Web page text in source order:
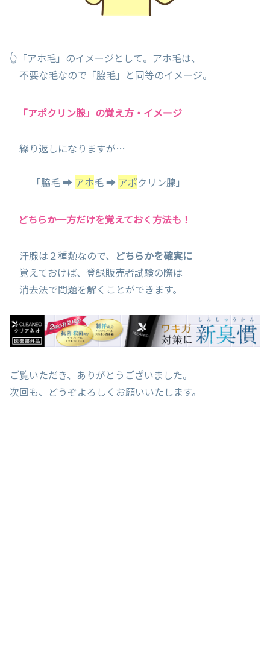
👆「アホ毛」のイメージとして。アホ毛は、
不要な毛なので「脇毛」と同等のイメージ。
「アポクリン腺」の覚え方・イメージ
繰り返しになりますが…
「脇毛 ➡ アホ毛 ➡ アポクリン腺」
どちらか一方だけを覚えておく方法も！
汗腺は２種類なので、 どちらかを確実に
覚えておけば、登録販売者試験の際は
消去法で問題を解くことができます。
ご覧いただき、ありがとうございました。
次回も、どうぞよろしくお願いいたします。